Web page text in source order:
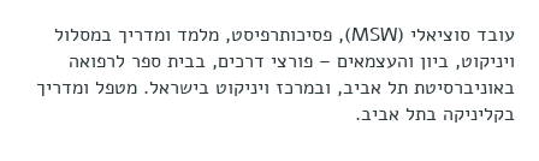
עובד סוציאלי (MSW), פסיכותרפיסט, מלמד ומדריך במסלול
ויניקוט, ביון והעצמאים – פורצי דרכים, בבית ספר לרפואה
באוניברסיטת תל אביב, ובמרכז ויניקוט בישראל. מטפל ומדריך
בקליניקה בתל אביב.